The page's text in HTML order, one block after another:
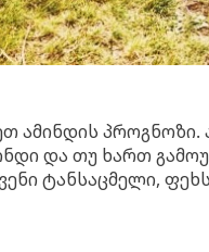
ამინდის
და თუ ხართ
ტანსაცმელი,